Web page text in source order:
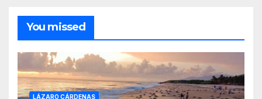
You missed
LÁZARO CÁRDENAS